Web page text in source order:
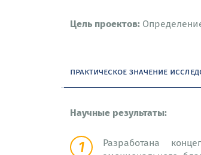
Цель проектов:
практическое значение
Научные результаты:
Разработана